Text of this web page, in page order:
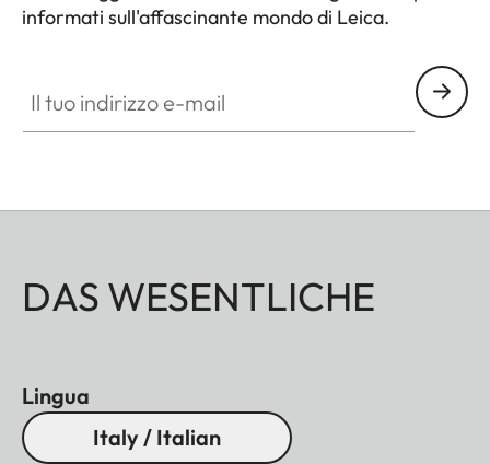
informati sull'affascinante mondo di Leica.
DAS WESENTLICHE
Lingua
Italy / Italian